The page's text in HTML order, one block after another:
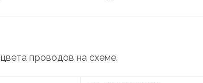
цвета проводов на схеме.